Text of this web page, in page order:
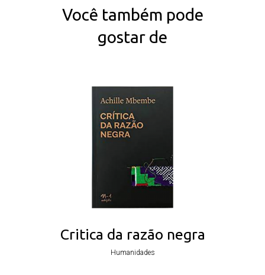
Você também pode
gostar de
Critica da razão negra
Humanidades